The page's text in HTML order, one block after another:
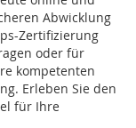
Abwicklung
Zertifizierung
oder für
kompetenten
Erleben Sie den
für Ihre